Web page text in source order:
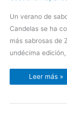
Un verano de
Candelas se ha
más sabrosas de
undécima
maridaje
con
vinos
de
Laus
Leer más »